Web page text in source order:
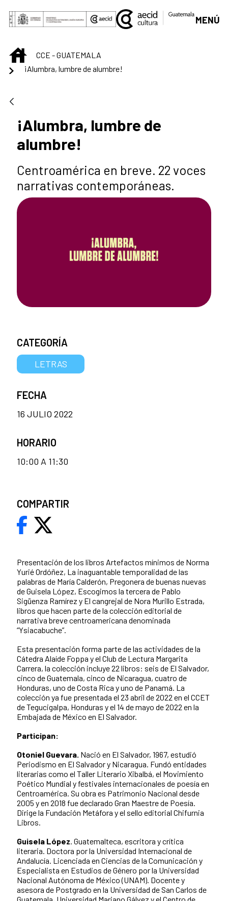
Saltar al contenido principal
MENÚ
INICIOCCE - GUATEMALA
¡Alumbra, lumbre de alumbre!
¡Alumbra, lumbre de
alumbre!
Centroamérica en breve. 22 voces
narrativas contemporáneas.
Presentación de los libros Artefactos mínimos de Norma
Yurié Ordóñez, La inaguantable temporalidad de las
palabras de María Calderón, Pregonera de buenas nuevas
de Guisela López, Escogimos la tercera de Pablo
Sigüenza Ramírez y El cangrejal de Nora Murillo Estrada,
libros que hacen parte de la colección editorial de
narrativa breve centroamericana denominada
“Ysiacabuche”.
Esta presentación forma parte de las actividades de la
Cátedra Alaíde Foppa y el Club de Lectura Margarita
Carrera, la colección incluye 22 libros: seis de El Salvador,
cinco de Guatemala, cinco de Nicaragua, cuatro de
Honduras, uno de Costa Rica y uno de Panamá. La
colección ya fue presentada el 23 abril de 2022 en el CCET
de Tegucigalpa, Honduras y el 14 de mayo de 2022 en la
Embajada de México en El Salvador.
Participan:
Otoniel Guevara. Nació en El Salvador, 1967, estudió
Periodismo en El Salvador y Nicaragua. Fundó entidades
literarias como el Taller Literario Xibalbá, el Movimiento
Poético Mundial y festivales internacionales de poesía en
Centroamérica. Su obra es Patrimonio Nacional desde
2005 y en 2018 fue declarado Gran Maestre de Poesía.
Dirige la Fundación Metáfora y el sello editorial Chifurnia
Libros.
Guisela López. Guatemalteca, escritora y crítica
literaria. Doctora por la Universidad Internacional de
Andalucía. Licenciada en Ciencias de la Comunicación y
Especialista en Estudios de Género por la Universidad
Nacional Autónoma de México (UNAM). Docente y
asesora de Postgrado en la Universidad de San Carlos de
CATEGORÍA
LETRAS
FECHA
16 JULIO 2022
HORARIO
10:00 A 11:30
COMPARTIR